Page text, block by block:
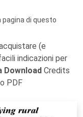
pagina di questo
(e
indicazioni per
Download Credits
PDF